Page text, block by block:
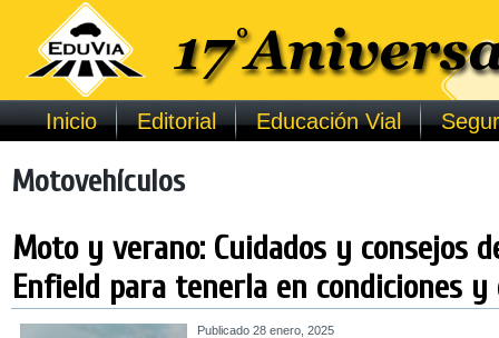
Inicio Editorial Educación Vial
Motovehículos
Moto y verano: Cuidados y consejos
Enfield para tenerla en condiciones
Publicado 28 enero, 2025